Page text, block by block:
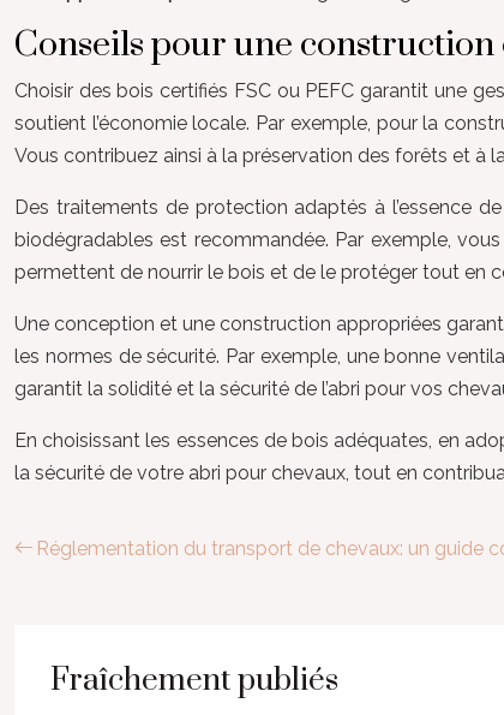
Conseils pour une
Choisir des bois certifiés FSC ou PEFC garantit une
soutient l’économie locale. Par exemple, pour la
Vous contribuez ainsi à la préservation des forêts et à
Des traitements de protection adaptés à l’essence
biodégradables est recommandée. Par exemple,
permettent de nourrir le bois et de le protéger tout en
Une conception et une construction appropriées
les normes de sécurité. Par exemple, une bonne
garantit la solidité et la sécurité de l’abri pour vos
En choisissant les essences de bois adéquates, en
la sécurité de votre abri pour chevaux, tout en
Réglementation du transport de chevaux: un guide
Fraîchement publiés